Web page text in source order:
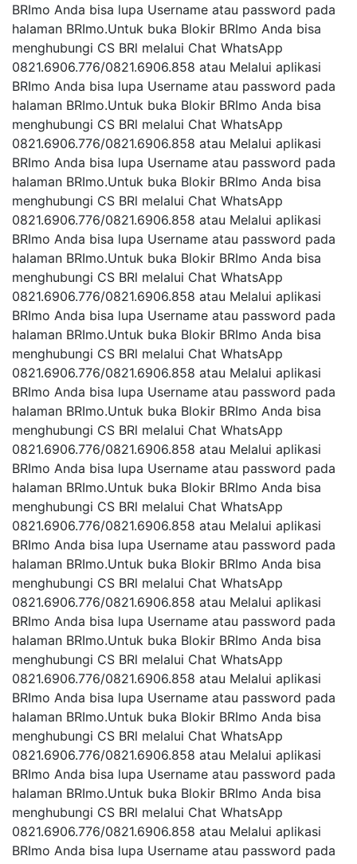
BRImo Anda bisa lupa Username atau password pada
halaman BRImo.Untuk buka Blokir BRImo Anda bisa
menghubungi CS BRl melalui Chat WhatsApp
0821.6906.776/0821.6906.858 atau Melalui aplikasi
BRImo Anda bisa lupa Username atau password pada
halaman BRImo.Untuk buka Blokir BRImo Anda bisa
menghubungi CS BRl melalui Chat WhatsApp
0821.6906.776/0821.6906.858 atau Melalui aplikasi
BRImo Anda bisa lupa Username atau password pada
halaman BRImo.Untuk buka Blokir BRImo Anda bisa
menghubungi CS BRl melalui Chat WhatsApp
0821.6906.776/0821.6906.858 atau Melalui aplikasi
BRImo Anda bisa lupa Username atau password pada
halaman BRImo.Untuk buka Blokir BRImo Anda bisa
menghubungi CS BRl melalui Chat WhatsApp
0821.6906.776/0821.6906.858 atau Melalui aplikasi
BRImo Anda bisa lupa Username atau password pada
halaman BRImo.Untuk buka Blokir BRImo Anda bisa
menghubungi CS BRl melalui Chat WhatsApp
0821.6906.776/0821.6906.858 atau Melalui aplikasi
BRImo Anda bisa lupa Username atau password pada
halaman BRImo.Untuk buka Blokir BRImo Anda bisa
menghubungi CS BRl melalui Chat WhatsApp
0821.6906.776/0821.6906.858 atau Melalui aplikasi
BRImo Anda bisa lupa Username atau password pada
halaman BRImo.Untuk buka Blokir BRImo Anda bisa
menghubungi CS BRl melalui Chat WhatsApp
0821.6906.776/0821.6906.858 atau Melalui aplikasi
BRImo Anda bisa lupa Username atau password pada
halaman BRImo.Untuk buka Blokir BRImo Anda bisa
menghubungi CS BRl melalui Chat WhatsApp
0821.6906.776/0821.6906.858 atau Melalui aplikasi
BRImo Anda bisa lupa Username atau password pada
halaman BRImo.Untuk buka Blokir BRImo Anda bisa
menghubungi CS BRl melalui Chat WhatsApp
0821.6906.776/0821.6906.858 atau Melalui aplikasi
BRImo Anda bisa lupa Username atau password pada
halaman BRImo.Untuk buka Blokir BRImo Anda bisa
menghubungi CS BRl melalui Chat WhatsApp
0821.6906.776/0821.6906.858 atau Melalui aplikasi
BRImo Anda bisa lupa Username atau password pada
halaman BRImo.Untuk buka Blokir BRImo Anda bisa
menghubungi CS BRl melalui Chat WhatsApp
0821.6906.776/0821.6906.858 atau Melalui aplikasi
BRImo Anda bisa lupa Username atau password pada